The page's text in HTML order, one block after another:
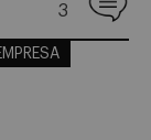
3